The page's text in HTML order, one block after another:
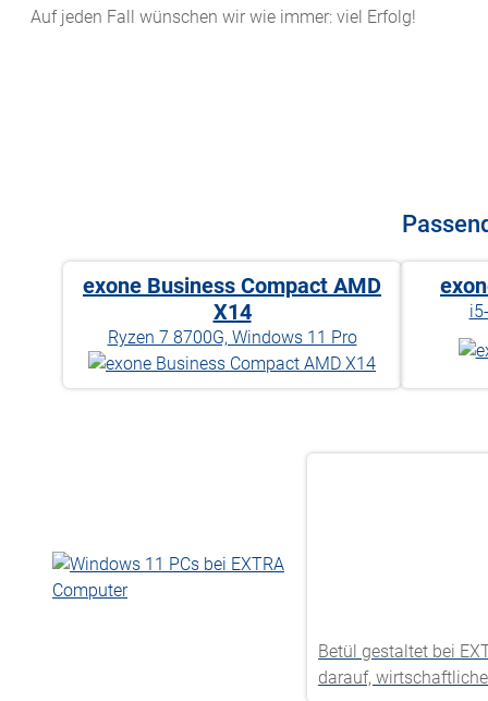
Auf jeden Fall wünschen wir wie immer: viel Erfolg!
exone Business Compact AMD
X14
Ryzen 7 8700G, Windows 11 Pro
Betül gestaltet bei
darauf,